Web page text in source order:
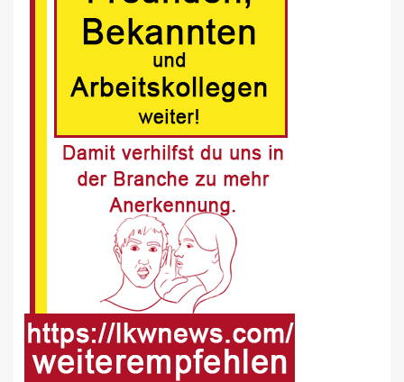
Schwerverletzter Fussgänger nach
Unfall in Buer
Offenburg, A5 – Zwei Unfälle legen
Berufsverkehr lahm
FUHRPARK-UNTERNEHMENS-NEWS DE
Sattelauflieger im Kundeneinsatz
beim Bau mobiler Strassen
PUBLIKATIONEN (STRASSE) DE
„Alles im Tacho?!“ macht Lenk- und
Ruhezeiten begreifbar